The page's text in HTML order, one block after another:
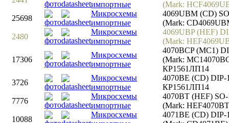
импортные
(Mark:
25698
Микросхемы
импортные
4069UBM (CD)
(Mark:
2480
Микросхемы
импортные
4069UBP (HEF)
(Mark:
17306
Микросхемы
импортные
4070BCP (MC1)
(Mark:
КР1561ЛП14
3726
Микросхемы
импортные
4070BE (CD) DIP-
КР1561ЛП14
7776
Микросхемы
импортные
4070BT (HEF)
(Mark:
10088
Микросхемы
4071BE (CD) DIP-